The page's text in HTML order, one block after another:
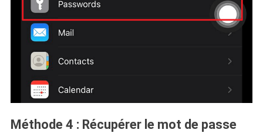
Méthode 4 : Récupérer le mot de passe